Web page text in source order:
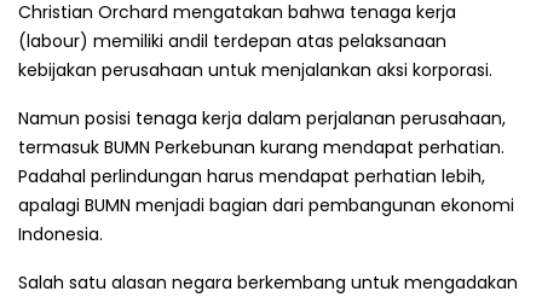
Christian Orchard mengatakan bahwa tenaga kerja
(labour) memiliki andil terdepan atas pelaksanaan
kebijakan perusahaan untuk menjalankan aksi korporasi.
Namun posisi tenaga kerja dalam perjalanan perusahaan,
termasuk BUMN Perkebunan kurang mendapat perhatian.
Padahal perlindungan harus mendapat perhatian lebih,
apalagi BUMN menjadi bagian dari pembangunan ekonomi
Indonesia.
Salah satu alasan negara berkembang untuk mengadakan